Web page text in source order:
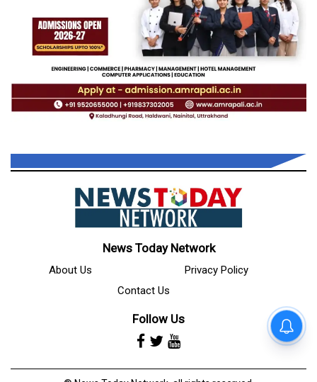
News Today Network
About Us
Privacy Policy
Contact Us
Follow Us